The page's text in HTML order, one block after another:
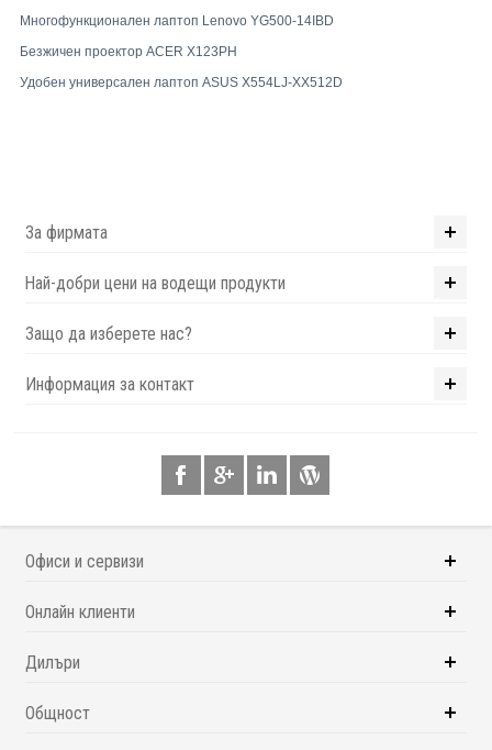
Многофункционален лаптоп Lenovo YG500-14IBD
Безжичен проектор ACER X123PH
Удобен универсален лаптоп ASUS X554LJ-XX512D
За фирмата
Най-добри цени на водещи продукти
Защо да изберете нас?
Информация за контакт
Офиси и сервизи
Онлайн клиенти
Дилъри
Общност